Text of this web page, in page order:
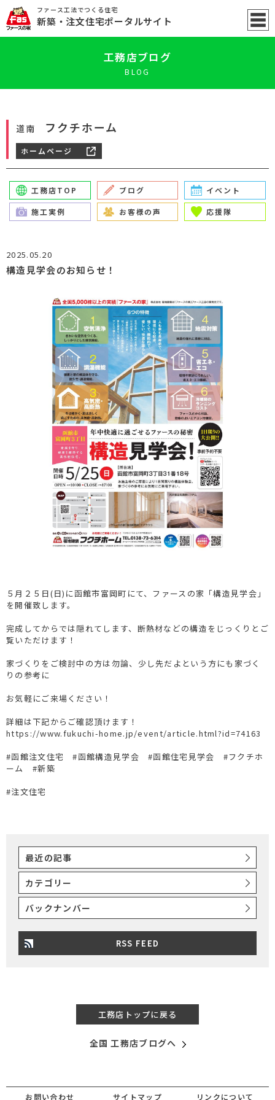
ファース工法でつくる住宅
新築 ・注文住宅ポータルサイト
工務店ブログ
BLOG
道南 フクチホーム
ホームページ
工務店TOP ブログ イベント
施工実例 お客様の声 応援隊
2025.05.20
構造見学会のお知らせ！
５月２５日(日)に函館市富岡町にて、ファースの家「構造見学会」
を開催致します。
完成してからでは隠れてします、断熱材などの構造をじっくりとご
覧いただけます！
家づくりをご検討中の方は勿論、少し先だよという方にも家づく
りの参考に
お気軽にご来場ください！
詳細は下記からご確認頂けます！
https://www.fukuchi-home.jp/event/article.html?id=74163
#函館注文住宅 #函館構造見学会 #函館住宅見学会 #フクチホ
ーム #新築
#注文住宅
最近の記事
カテゴリー
バックナンバー
RSS FEED
工務店トップに戻る
全国 工務店ブログへ
お問い合わせ サイトマップ リンクについて